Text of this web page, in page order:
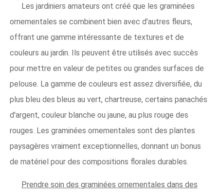
Les jardiniers amateurs ont créé que les graminées
ornementales se combinent bien avec d'autres fleurs,
offrant une gamme intéressante de textures et de
couleurs au jardin. Ils peuvent être utilisés avec succès
pour mettre en valeur de petites ou grandes surfaces de
pelouse. La gamme de couleurs est assez diversifiée, du
plus bleu des bleus au vert, chartreuse, certains panachés
d'argent, couleur blanche ou jaune, au plus rouge des
rouges. Les graminées ornementales sont des plantes
paysagères vraiment exceptionnelles, donnant un bonus
de matériel pour des compositions florales durables.
Prendre soin des graminées ornementales dans des